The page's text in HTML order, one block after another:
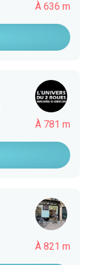
À 636 m
À 781 m
À 821 m